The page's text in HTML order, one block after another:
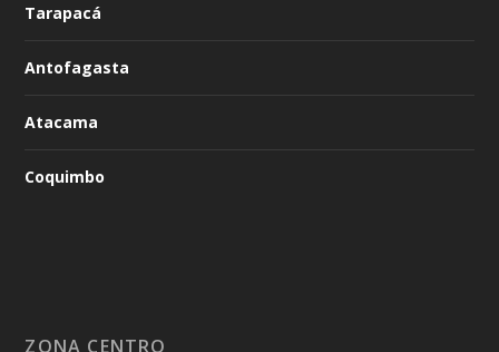
Tarapacá
Antofagasta
Atacama
Coquimbo
ZONA CENTRO